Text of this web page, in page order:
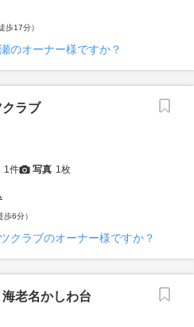
歩17分）
のオーナー様ですか？
ラブ
1件 写真 1枚
6分）
クラブのオーナー様ですか？
老名かしわ台